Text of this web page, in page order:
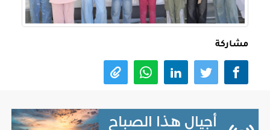
مشاركة